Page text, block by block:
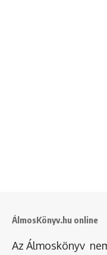
ÁlmosKönyv.hu online
Az Álmoskönyv